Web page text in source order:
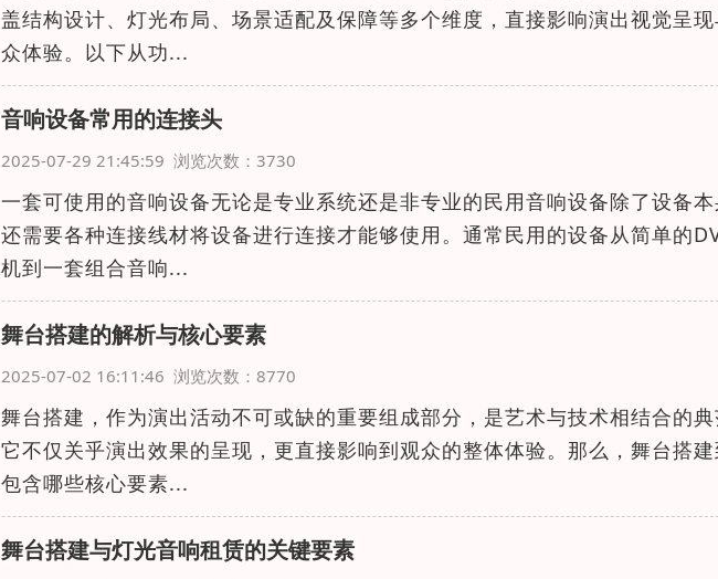
盖结构设计、灯光布局、场景适配及保障等多个维度，直接影响演出视觉呈
众体验。以下从功...
音响设备常用的连接头
2025-07-29 21:45:59 浏览次数：3730
一套可使用的音响设备无论是专业系统还是非专业的民用音响设备除了设备
还需要各种连接线材将设备进行连接才能够使用。通常民用的设备从简单的
机到一套组合音响...
舞台搭建的解析与核心要素
2025-07-02 16:11:46 浏览次数：8770
舞台搭建，作为演出活动不可或缺的重要组成部分，是艺术与技术相结合的
它不仅关乎演出效果的呈现，更直接影响到观众的整体体验。那么，舞台搭
包含哪些核心要素...
舞台搭建与灯光音响租赁的关键要素